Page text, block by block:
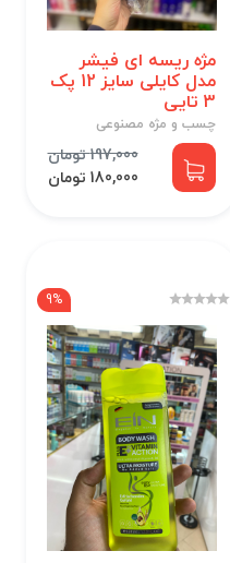
مژه ریسه ای فیشر
مدل کایلی سایز 12 پک
3 تایی
چسب و مژه مصنوعی
197,000 تومان
180,000 تومان
9%